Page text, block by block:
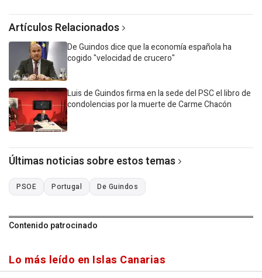
Artículos Relacionados
De Guindos dice que la economía española ha
cogido "velocidad de crucero"
Luis de Guindos firma en la sede del PSC el libro de
condolencias por la muerte de Carme Chacón
Últimas noticias sobre estos temas
PSOE Portugal De Guindos
Contenido patrocinado
Lo más leído en Islas Canarias